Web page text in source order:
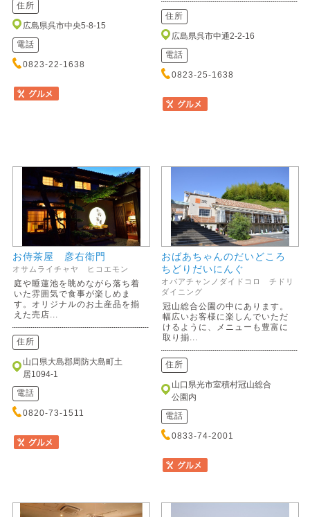
住所
広島県呉市中央5-8-15
電話
0823-22-1638
住所
広島県呉市中通2-2-16
電話
0823-25-1638
お侍茶屋 彦右衛門
オサムライチャヤ ヒコエモン
庭や睡蓮池を眺めながら落ち着
いた雰囲気で食事が楽しめま
す。オリジナルのお土産品を揃
えた売店...
住所
山口県大島郡周防大島町土
居1094-1
電話
0820-73-1511
おばあちゃんのだいどころ
ちどりだいにんぐ
オバアチャンノダイドコロ チドリ
ダイニング
冠山総合公園の中にあります。
幅広いお客様に楽しんでいただ
けるように、メニューも豊富に
取り揃...
住所
山口県光市室積村冠山総合
公園内
電話
0833-74-2001